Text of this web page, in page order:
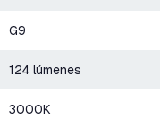
G9
124 lúmenes
3000K